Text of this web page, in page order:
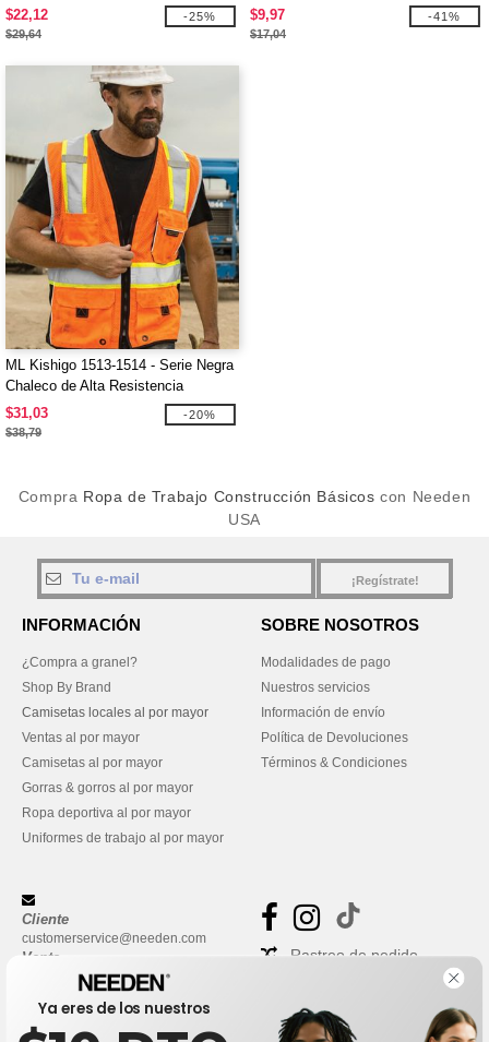
$22,12
$29,64
-25%
$9,97
$17,04
-41%
ML Kishigo 1513-1514 - Serie Negra
Chaleco de Alta Resistencia
$31,03
$38,79
-20%
Compra Ropa de Trabajo Construcción Básicos con Needen
USA
¡Regístrate!
INFORMACIÓN
¿Compra a granel?
Shop By Brand
Camisetas locales al por mayor
Ventas al por mayor
Camisetas al por mayor
Gorras & gorros al por mayor
Ropa deportiva al por mayor
Uniformes de trabajo al por mayor
SOBRE NOSOTROS
Modalidades de pago
Nuestros servicios
Información de envío
Política de Devoluciones
Términos & Condiciones
Cliente
customerservice@needen.com
Venta
sales@needen.com
Rastreo de pedido
Ya eres de los nuestros